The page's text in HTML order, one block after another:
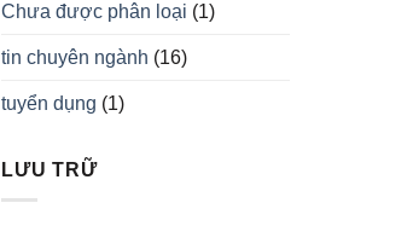
Chưa được phân loại (1)
tin chuyên ngành (16)
tuyển dụng (1)
LƯU TRỮ